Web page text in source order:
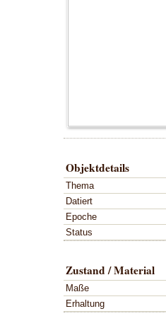
Objektdetails
Thema
Datiert
Epoche
Status
Zustand / Material
Maße
Erhaltung